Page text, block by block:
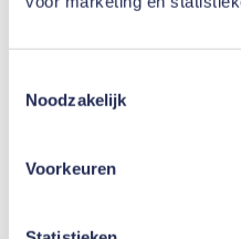
Noodzakelijk
Voorkeuren
Al meer